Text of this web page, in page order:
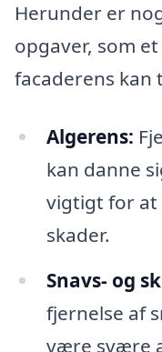
Herunder er
opgaver, som
facaderens kan
Algerens:
kan danne
vigtigt for
skader.
Snavs- og
fjernelse af
være svære